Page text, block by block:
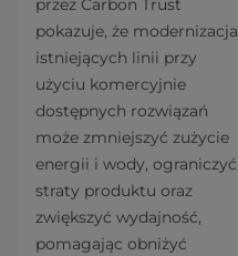
przez Carbon Trust
pokazuje, że modernizacja
istniejących linii przy
użyciu komercyjnie
dostępnych rozwiązań
może zmniejszyć zużycie
energii i wody, ograniczyć
straty produktu oraz
zwiększyć wydajność,
pomagając obniżyć